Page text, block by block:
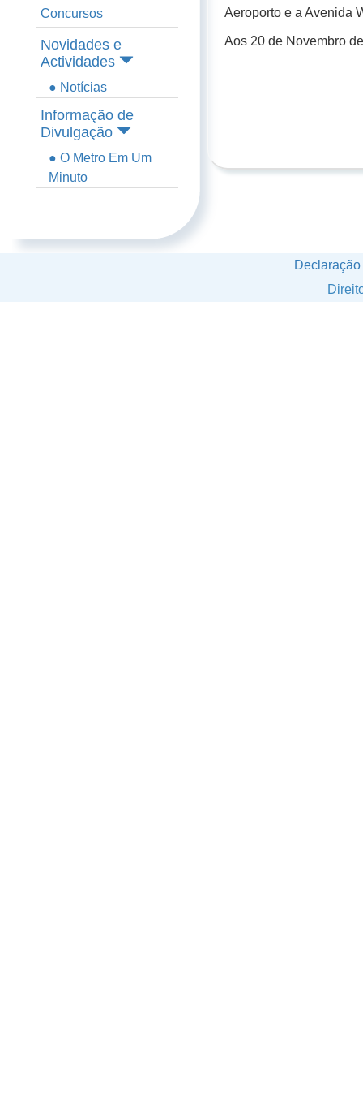
Concursos
Novidades e
Actividades
● Notícias
Informação de
Divulgação
● O Metro Em Um
Minuto
Aeroporto e a Avenida
Aos 20 de Novembro